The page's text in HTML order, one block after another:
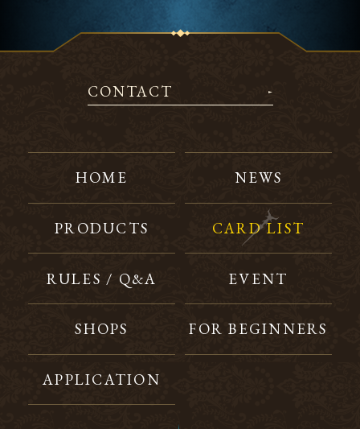
CONTACT
HOME NEWS
PRODUCTS CARD LIST
RULES / Q&A EVENT
SHOPS FOR BEGINNERS
APPLICATION